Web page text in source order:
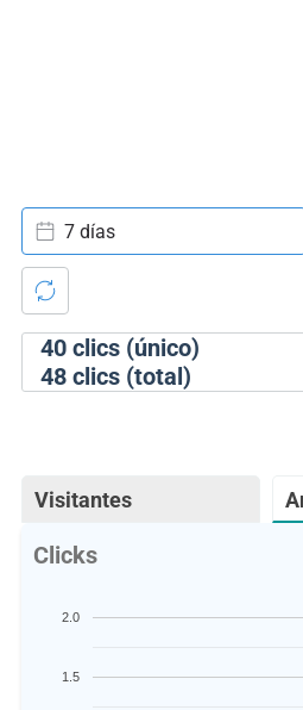
40clics (único)
48clics (total)
7 días
Visitantes
Clicks
1.5
2.0